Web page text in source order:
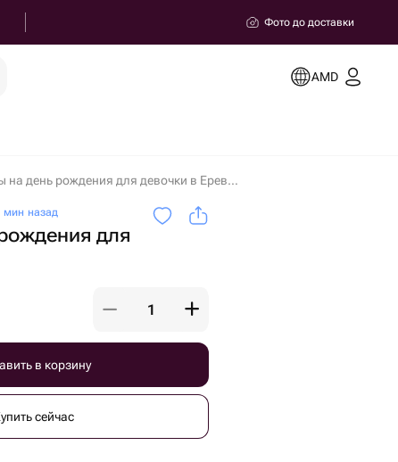
Фото до доставки
AMD
Шары на день рождения для девочки в Ереване
мин назад
для
в корзину
сейчас